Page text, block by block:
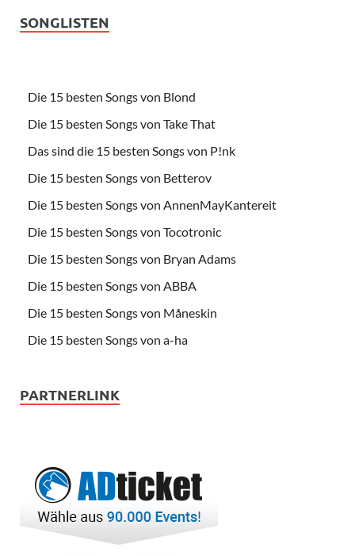
SONGLISTEN
Die 15 besten Songs von Blond
Die 15 besten Songs von Take That
Das sind die 15 besten Songs von P!nk
Die 15 besten Songs von Betterov
Die 15 besten Songs von AnnenMayKantereit
Die 15 besten Songs von Tocotronic
Die 15 besten Songs von Bryan Adams
Die 15 besten Songs von ABBA
Die 15 besten Songs von Måneskin
Die 15 besten Songs von a-ha
PARTNERLINK